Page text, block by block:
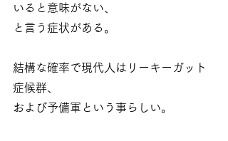
いると意味がない、
と言う症状がある。
結構な確率で現代人はリーキーガット
症候群、
および予備軍という事らしい。